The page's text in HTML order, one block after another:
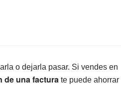
o dejarla pasar. Si vendes en
de una factura te puede ahorrar